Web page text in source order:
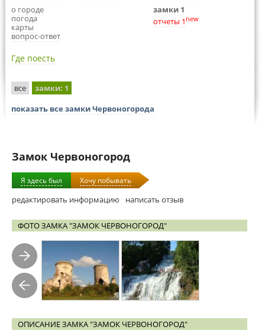
о городе
погода
карты
вопрос-ответ
замки 1
отчеты 1 new
Где поесть
все замки: 1
показать все замки Червоногорода
Замок Червоногород
Я здесь был Хочу побывать
редактировать информацию написать отзыв
ФОТО ЗАМКА "ЗАМОК ЧЕРВОНОГОРОД"
ОПИСАНИЕ ЗАМКА "ЗАМОК ЧЕРВОНОГОРОД"